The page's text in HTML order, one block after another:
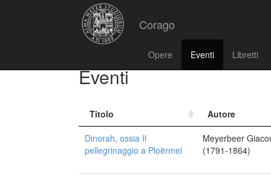
Corago
Opere Eventi Libretti
Eventi
Titolo
Autore
Dinorah, ossia Il
pellegrinaggio a Ploërmel
Meyerbeer
(1791-1864)